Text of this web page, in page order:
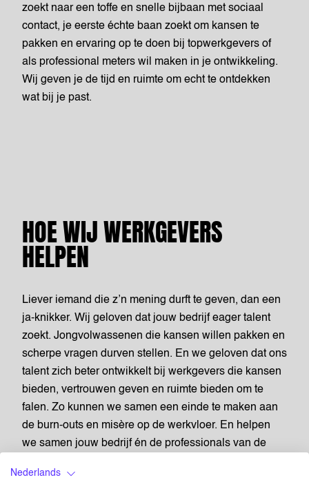
zoekt naar een toffe en snelle bijbaan met sociaal
contact, je eerste échte baan zoekt om kansen te
pakken en ervaring op te doen bij topwerkgevers of
als professional meters wil maken in je ontwikkeling.
Wij geven je de tijd en ruimte om echt te ontdekken
wat bij je past.
HOE WIJ WERKGEVERS
HELPEN
Liever iemand die z’n mening durft te geven, dan een
ja-knikker. Wij geloven dat jouw bedrijf eager talent
zoekt. Jongvolwassenen die kansen willen pakken en
scherpe vragen durven stellen. En we geloven dat ons
talent zich beter ontwikkelt bij werkgevers die kansen
bieden, vertrouwen geven en ruimte bieden om te
falen. Zo kunnen we samen een einde te maken aan
de burn-outs en misère op de werkvloer. En helpen
we samen jouw bedrijf én de professionals van de
Nederlands